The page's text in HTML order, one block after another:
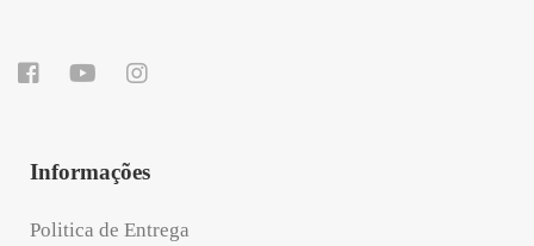
Informações
Politica de Entrega